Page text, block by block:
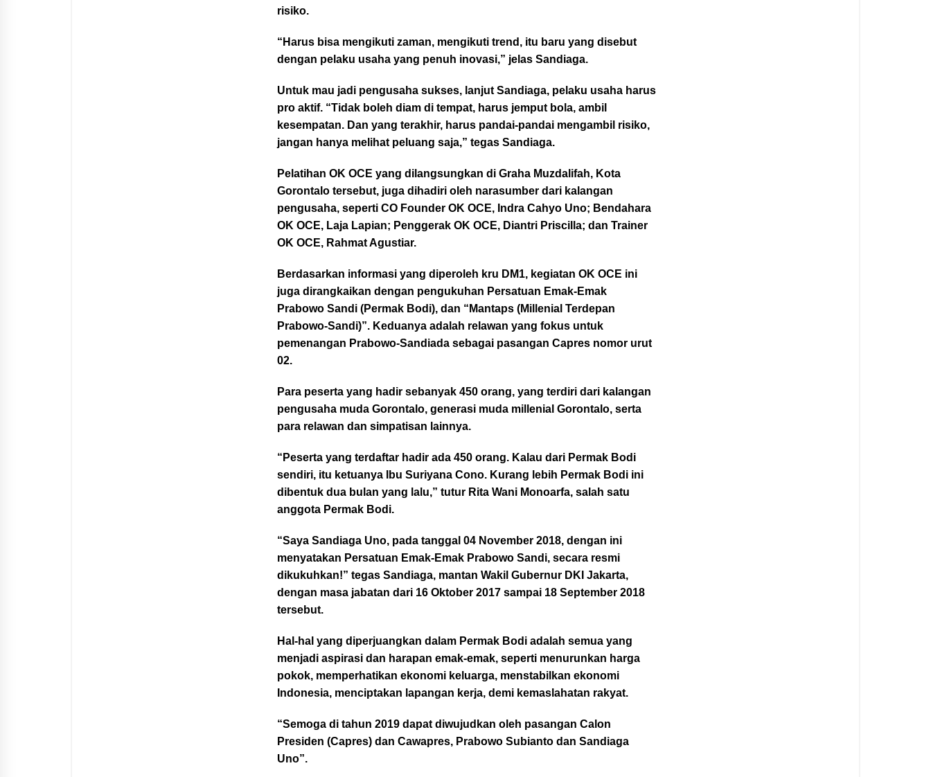
risiko.
“Harus bisa mengikuti zaman, mengikuti trend, itu baru yang disebut
dengan pelaku usaha yang penuh inovasi,” jelas Sandiaga.
Untuk mau jadi pengusaha sukses, lanjut Sandiaga, pelaku usaha harus
pro aktif. “Tidak boleh diam di tempat, harus jemput bola, ambil
kesempatan. Dan yang terakhir, harus pandai-pandai mengambil risiko,
jangan hanya melihat peluang saja,” tegas Sandiaga.
Pelatihan OK OCE yang dilangsungkan di Graha Muzdalifah, Kota
Gorontalo tersebut, juga dihadiri oleh narasumber dari kalangan
pengusaha, seperti CO Founder OK OCE, Indra Cahyo Uno; Bendahara
OK OCE, Laja Lapian; Penggerak OK OCE, Diantri Priscilla; dan Trainer
OK OCE, Rahmat Agustiar.
Berdasarkan informasi yang diperoleh kru DM1, kegiatan OK OCE ini
juga dirangkaikan dengan pengukuhan Persatuan Emak-Emak
Prabowo Sandi (Permak Bodi), dan “Mantaps (Millenial Terdepan
Prabowo-Sandi)”. Keduanya adalah relawan yang fokus untuk
pemenangan Prabowo-Sandiada sebagai pasangan Capres nomor urut
02.
Para peserta yang hadir sebanyak 450 orang, yang terdiri dari kalangan
pengusaha muda Gorontalo, generasi muda millenial Gorontalo, serta
para relawan dan simpatisan lainnya.
“Peserta yang terdaftar hadir ada 450 orang. Kalau dari Permak Bodi
sendiri, itu ketuanya Ibu Suriyana Cono. Kurang lebih Permak Bodi ini
dibentuk dua bulan yang lalu,” tutur Rita Wani Monoarfa, salah satu
anggota Permak Bodi.
“Saya Sandiaga Uno, pada tanggal 04 November 2018, dengan ini
menyatakan Persatuan Emak-Emak Prabowo Sandi, secara resmi
dikukuhkan!” tegas Sandiaga, mantan Wakil Gubernur DKI Jakarta,
dengan masa jabatan dari 16 Oktober 2017 sampai 18 September 2018
tersebut.
Hal-hal yang diperjuangkan dalam Permak Bodi adalah semua yang
menjadi aspirasi dan harapan emak-emak, seperti menurunkan harga
pokok, memperhatikan ekonomi keluarga, menstabilkan ekonomi
Indonesia, menciptakan lapangan kerja, demi kemaslahatan rakyat.
“Semoga di tahun 2019 dapat diwujudkan oleh pasangan Calon
Presiden (Capres) dan Cawapres, Prabowo Subianto dan Sandiaga
Uno”.